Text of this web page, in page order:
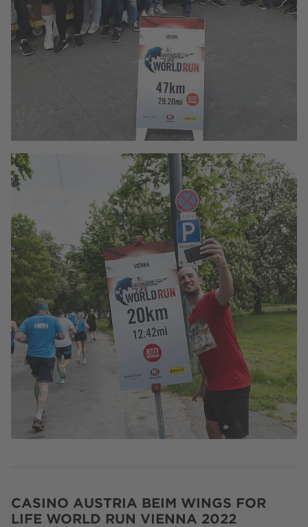
CASINO AUSTRIA BEIM WINGS FOR
LIFE WORLD RUN VIENNA 2022